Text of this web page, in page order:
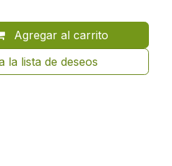
Agregar al carrito
la lista de deseos